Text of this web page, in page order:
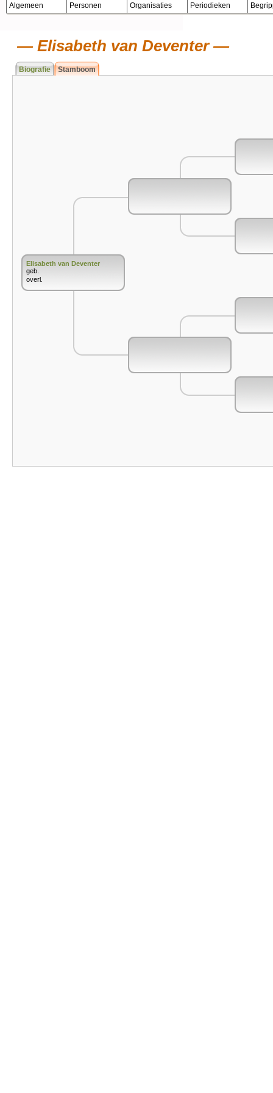
Algemeen Personen Organisaties Periodieken
Elisabeth van Deventer
Biografie Stamboom
Elisabeth van Deventer
geb.
overl.